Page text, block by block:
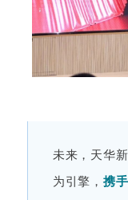
未来，天华
为引擎，携